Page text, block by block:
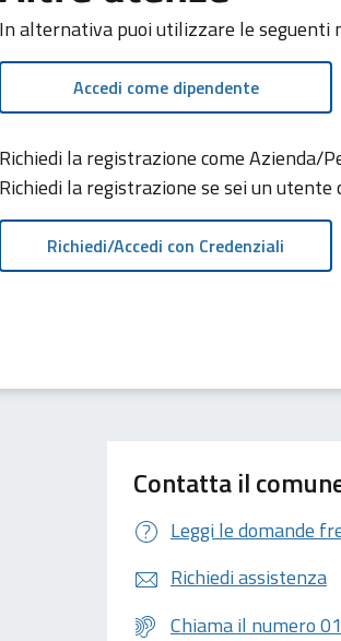
In alternativa puoi utilizzare le seguenti
Accedi come dipendente
Richiedi la registrazione come Azienda/
Richiedi la registrazione se sei un utente
Contatta il
Leggi le domande
Richiedi assistenza
Chiama il numero